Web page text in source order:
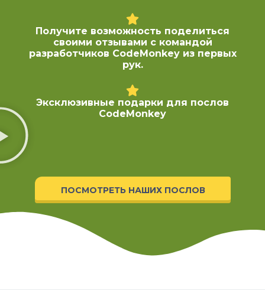
Получите возможность поделиться
своими отзывами с командой
разработчиков CodeMonkey из первых
рук.
Эксклюзивные подарки для послов
CodeMonkey
ПОСМОТРЕТЬ НАШИХ ПОСЛОВ